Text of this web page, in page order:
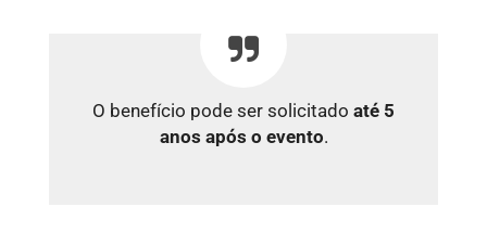
O benefício pode ser solicitado até 5
anos após o evento.